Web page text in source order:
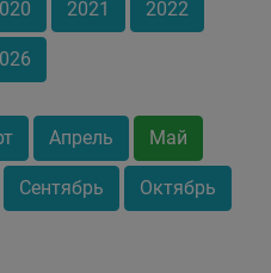
2021 2022
Апрель Май
Сентябрь Октябрь